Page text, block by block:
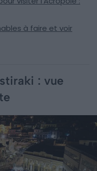
à faire et voir
: vue